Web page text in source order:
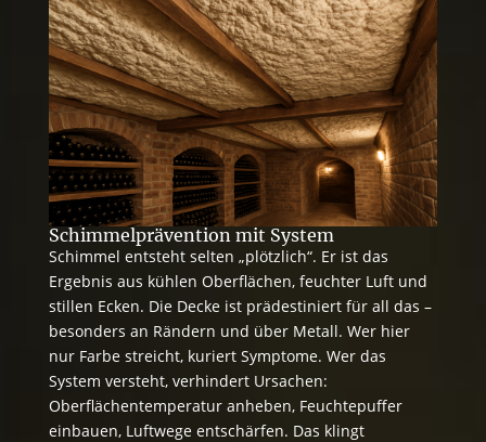
Schimmelprävention mit System
Schimmel entsteht selten „plötzlich“. Er ist das
Ergebnis aus kühlen Oberflächen, feuchter Luft und
stillen Ecken. Die Decke ist prädestiniert für all das –
besonders an Rändern und über Metall. Wer hier
nur Farbe streicht, kuriert Symptome. Wer das
System versteht, verhindert Ursachen:
Oberflächentemperatur anheben, Feuchtepuffer
einbauen, Luftwege entschärfen. Das klingt